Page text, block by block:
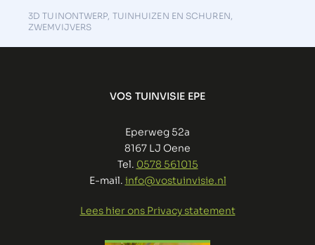
3D TUINONTWERP, TUINHUIZEN EN SCHUREN,
ZWEMVIJVERS
VOS TUINVISIE EPE
Eperweg 52a
8167 LJ Oene
Tel. 0578 561015
E-mail. info@vostuinvisie.nl
Lees hier ons Privacy statement